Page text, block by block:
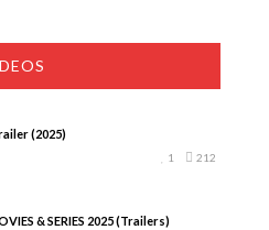
(2025)
212
1
& SERIES 2025 (Trailers)